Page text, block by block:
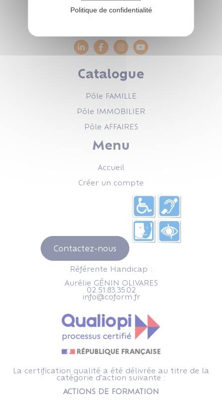
02.51.83.35.02
Catalogue
Pôle FAMILLE
Pôle IMMOBILIER
Pôle AFFAIRES
Menu
Accueil
Créer un compte
Contactez-nous
Référente Handicap :
Aurélie GÉNIN OLIVARES
02.51.83.35.02
info@coform.fr
La certification qualité a été délivrée au titre de la
catégorie d'action suivante :
ACTIONS DE FORMATION
Politique de confidentialité